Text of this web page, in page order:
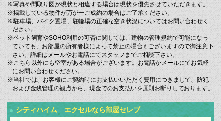
※写真や間取り図が現状と相違する場合は現状を優先させていただきます。
※掲載している物件が万が一ご成約の場合はご了承ください。
※駐車場、バイク置場、駐輪場の正確な空き状況についてはお問い合わせく
ださい。
※ペット飼育やSOHO利用の可否に関しては、建物の管理規約で可能になっ
ていても、お部屋の所有者様によって禁止の場合もございますので御注意下
さい。詳細はメールやお電話にてスタッフまでご相談下さい。
※こちら以外にも空室がある場合がございます。お電話かメールにてお気軽
にお問い合わせください。
※当社では、お客様にご契約時にお支払いいただく費用につきまして、防犯
および金銭管理の観点から、現金でのお支払いを原則お断りしております。
シティハイム エクセルなら部屋セレブ